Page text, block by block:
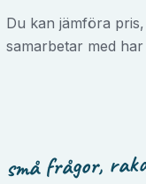
Du kan jämföra
samarbetar med
små frågor,